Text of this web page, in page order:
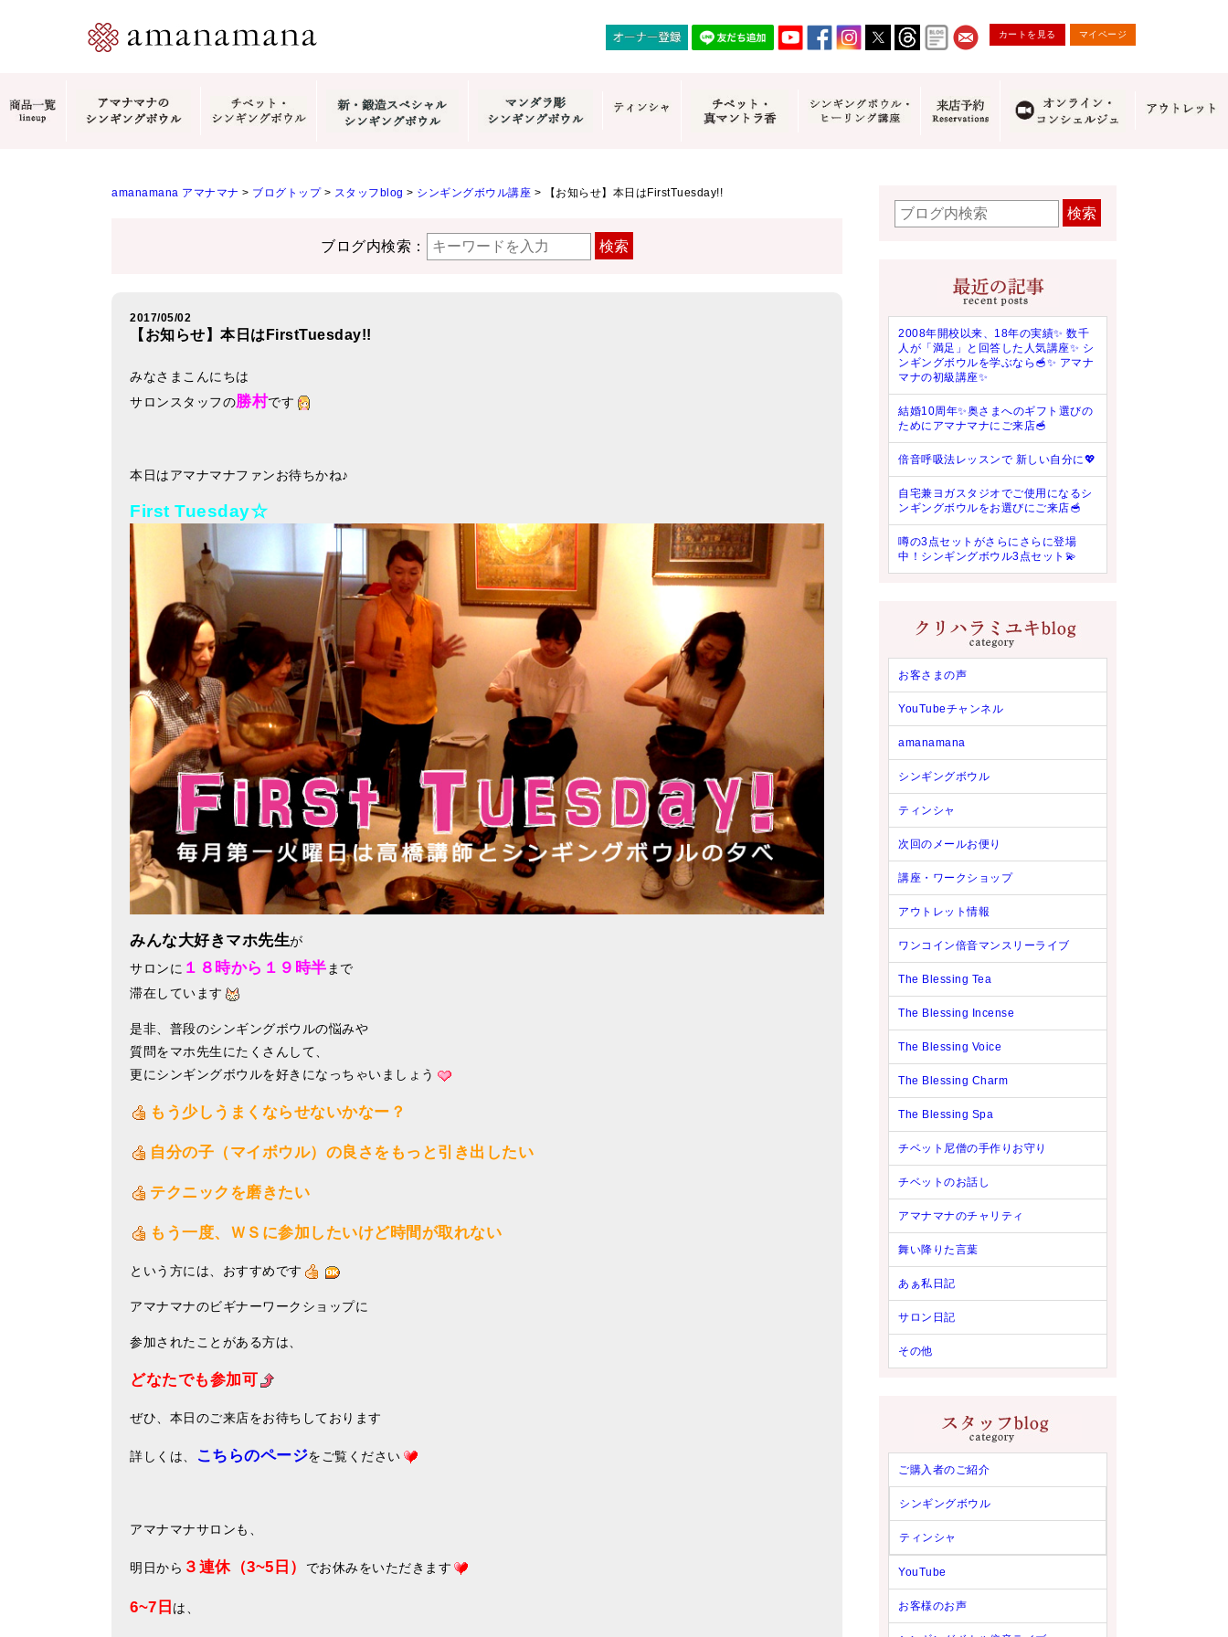
カートを見る マイページ
amanamana アマナマナ > ブログトップ> スタッフblog > シンギングボウル講座 > 【お知らせ】本日はFirstTuesday!!
ブログ内検索： 検索
2017/05/02
【お知らせ】本日はFirstTuesday!!
みなさまこんにちは
サロンスタッフの勝村です
本日はアマナマナファンお待ちかね♪
First Tuesday☆
みんな大好きマホ先生が
サロンに １８時から１９時半 まで
滞在しています
是非、普段のシンギングボウルの悩みや
質問をマホ先生にたくさんして、
更にシンギングボウルを好きになっちゃいましょう
もう少しうまくならせないかなー？
自分の子（マイボウル）の良さをもっと引き出したい
テクニックを磨きたい
もう一度、ＷＳに参加したいけど時間が取れない
という方には、おすすめです
アマナマナのビギナーワークショップに
参加されたことがある方は、
どなたでも参加可
ぜひ、本日のご来店をお待ちしております
詳しくは、 こちらのページをご覧ください
アマナマナサロンも、
明日から ３連休（3~5日） でお休みをいただきます
6~7日 は、
検索
2008年開校以来、18年の実績✨ 数千
人が「満足」と回答した人気講座✨ シ
ンギングボウルを学ぶなら🥣✨ アマナ
マナの初級講座✨
結婚10周年✨奥さまへのギフト選びの
ためにアマナマナにご来店🥣
倍音呼吸法レッスンで 新しい自分に💖
自宅兼ヨガスタジオでご使用になるシ
ンギングボウルをお選びにご来店🥣
噂の3点セットがさらにさらに登場
中！シンギングボウル3点セット💫
お客さまの声
YouTubeチャンネル
amanamana
シンギングボウル
ティンシャ
次回のメールお便り
講座・ワークショップ
アウトレット情報
ワンコイン倍音マンスリーライブ
The Blessing Tea
The Blessing Incense
The Blessing Voice
The Blessing Charm
The Blessing Spa
チベット尼僧の手作りお守り
チベットのお話し
アマナマナのチャリティ
舞い降りた言葉
あぁ私日記
サロン日記
その他
ご購入者のご紹介
シンギングボウル
ティンシャ
YouTube
お客様のお声